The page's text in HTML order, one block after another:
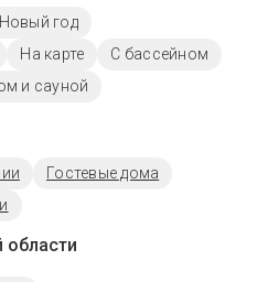
Новый год
На карте
C бассейном
и сауной
Гостевые дома